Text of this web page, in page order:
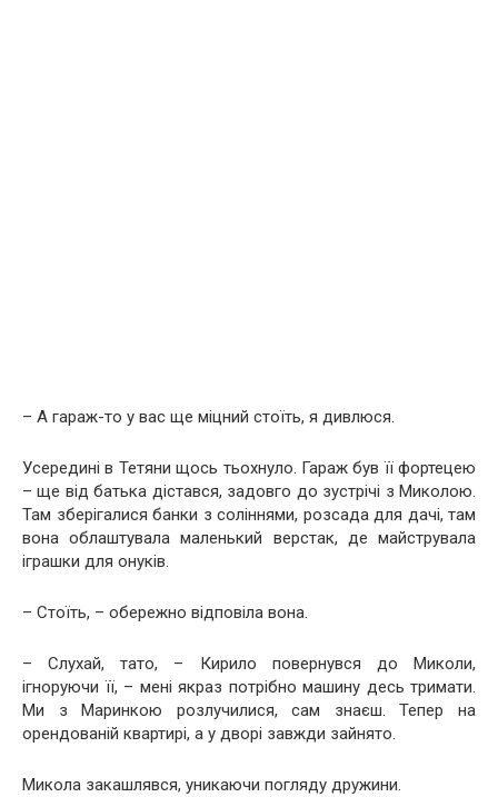
– А гараж-то у вас ще міцний стоїть, я дивлюся.
Усередині в Тетяни щось тьохнуло. Гараж був її фортецею
– ще від батька дістався, задовго до зустрічі з Миколою.
Там зберігалися банки з соліннями, розсада для дачі, там
вона облаштувала маленький верстак, де майструвала
іграшки для онуків.
– Стоїть, – обережно відповіла вона.
– Слухай, тато, – Кирило повернувся до Миколи,
ігноруючи її, – мені якраз потрібно машину десь тримати.
Ми з Маринкою розлучилися, сам знаєш. Тепер на
орендованій квартирі, а у дворі завжди зайнято.
Микола закашлявся, уникаючи погляду дружини.